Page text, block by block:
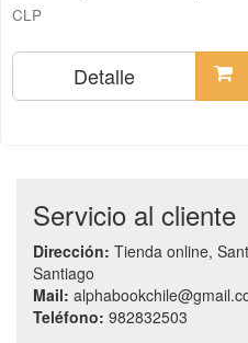
CLP
Detalle
Servicio al cliente
Dirección: Tienda online,
Santiago
Mail:
Teléfono: 982832503